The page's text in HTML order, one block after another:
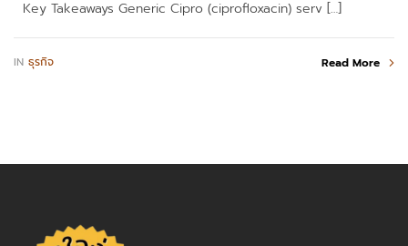
Key Takeaways Generic Cipro (ciprofloxacin) serv […]
IN ธุรกิจ Read More